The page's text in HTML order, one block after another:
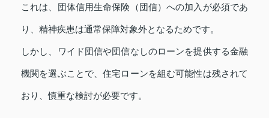
これは、団体信用生命保険（団信）への加入が必須であ
り、精神疾患は通常保障対象外となるためです。
しかし、ワイド団信や団信なしのローンを提供する金融
機関を選ぶことで、住宅ローンを組む可能性は残されて
おり、慎重な検討が必要です。